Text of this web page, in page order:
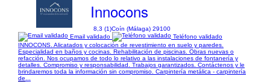
Innocons
8,3 (1)Coín (Málaga) 29100
Email validado
Teléfono validado
INNOCONS. Alicatados y colocación de revestimiento en suelo y paredes.
Especialidad en baños y cocinas. Rehabilitación de piscinas. Obras nuevas o
refacción. Nos ocupamos de todo lo relativo a las instalaciones de fontanería y
detalles. Compromiso y responsabilidad. Trabajos garantizados. Contáctenos y le
brindaremos toda la información sin compromiso. Carpintería metálica - carpintería
de...